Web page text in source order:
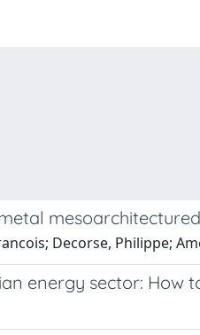
Decorse, Philippe;
energy sector: How